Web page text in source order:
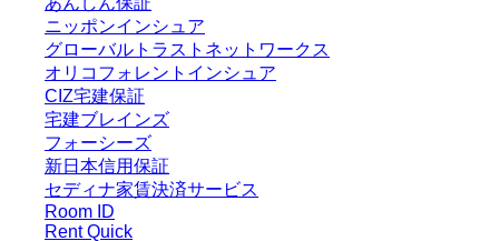
ニッポンインシュア
グローバルトラストネットワークス
オリコフォレントインシュア
CIZ宅建保証
宅建ブレインズ
フォーシーズ
新日本信用保証
セディナ家賃決済サービス
Room ID
Rent Quick